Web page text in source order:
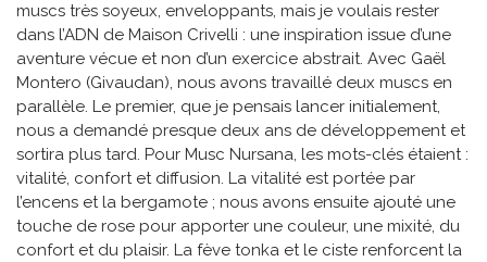
muscs très soyeux, enveloppants, mais je voulais rester
dans l’ADN de Maison Crivelli : une inspiration issue d’une
aventure vécue et non d’un exercice abstrait. Avec Gaël
Montero (Givaudan), nous avons travaillé deux muscs en
parallèle. Le premier, que je pensais lancer initialement,
nous a demandé presque deux ans de développement et
sortira plus tard. Pour Musc Nursana, les mots-clés étaient :
vitalité, confort et diffusion. La vitalité est portée par
l’encens et la bergamote ; nous avons ensuite ajouté une
touche de rose pour apporter une couleur, une mixité, du
confort et du plaisir. La fève tonka et le ciste renforcent la